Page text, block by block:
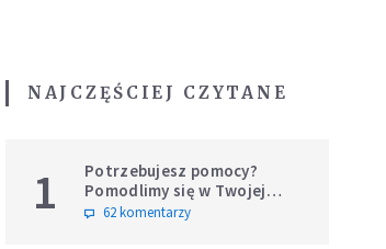
NAJCZĘŚCIEJ CZYTANE
1
Potrzebujesz pomocy?
Pomodlimy się w Twojej
intencji
62 komentarzy